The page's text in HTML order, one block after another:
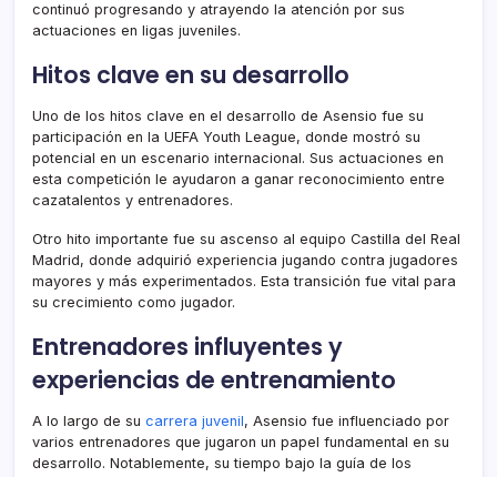
continuó progresando y atrayendo la atención por sus
actuaciones en ligas juveniles.
Hitos clave en su desarrollo
Uno de los hitos clave en el desarrollo de Asensio fue su
participación en la UEFA Youth League, donde mostró su
potencial en un escenario internacional. Sus actuaciones en
esta competición le ayudaron a ganar reconocimiento entre
cazatalentos y entrenadores.
Otro hito importante fue su ascenso al equipo Castilla del Real
Madrid, donde adquirió experiencia jugando contra jugadores
mayores y más experimentados. Esta transición fue vital para
su crecimiento como jugador.
Entrenadores influyentes y
experiencias de entrenamiento
A lo largo de su carrera juvenil, Asensio fue influenciado por
varios entrenadores que jugaron un papel fundamental en su
desarrollo. Notablemente, su tiempo bajo la guía de los